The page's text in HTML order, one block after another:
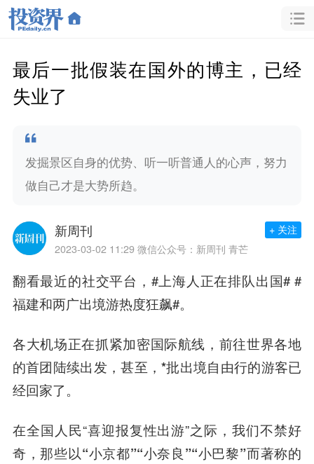
最后一批假装在国外的博主，已经
失业了
发掘景区自身的优势、听一听普通人的心声，努力
做自己才是大势所趋。
新周刊
2023-03-02 11:29 微信公众号：新周刊 青芒
+ 关注
翻看最近的社交平台，#上海人正在排队出国# #
福建和两广出境游热度狂飙#。
各大机场正在抓紧加密国际航线，前往世界各地
的首团陆续出发，甚至，*批出境自由行的游客已
经回家了。
在全国人民“喜迎报复性出游”之际，我们不禁好
奇， 那些以“小京都”“小奈良”“小巴黎”而著称的